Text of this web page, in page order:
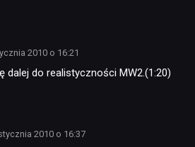
2010 o 16:21
dalej do realistyczności MW2.(1:20)
2010 o 16:37